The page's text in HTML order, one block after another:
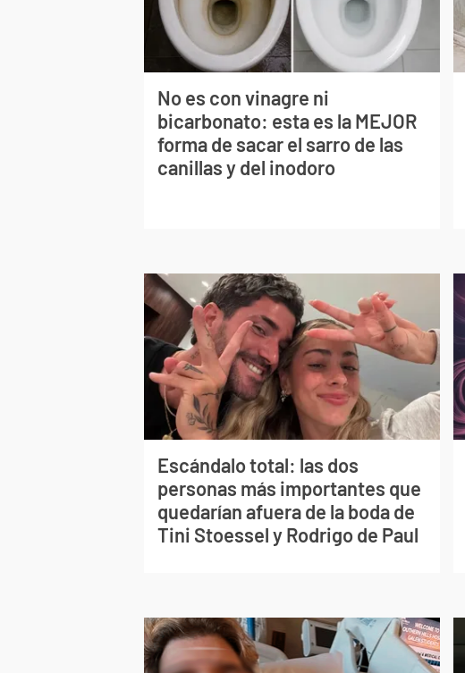
No es con vinagre ni
bicarbonato: esta es la MEJOR
forma de sacar el sarro de las
canillas y del inodoro
Escándalo total: las dos
personas más importantes que
quedarían afuera de la boda de
Tini Stoessel y Rodrigo de Paul